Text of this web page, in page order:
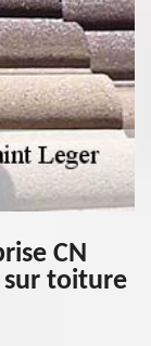
CN
toiture